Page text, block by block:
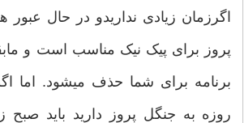
اگرزمان زیادی نداریدو در حال عبور
پروز برای پیک نیک مناسب است و
برنامه برای شما حذف میشود. اما
روزه به جنگل پروز دارید باید صبح